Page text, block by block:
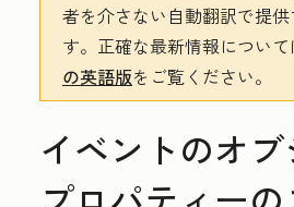
者を介さない自動翻訳で提
す。 正確な最新情報について
の英語版をご覧ください。
イベントのオ